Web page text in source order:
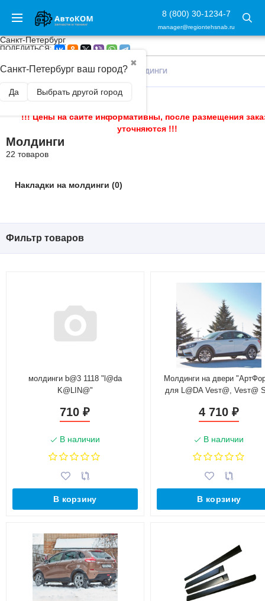
8 (800) 30-1234-7
manager@regiontehsnab.ru
Санкт-Петербург
✖
Санкт-Петербург ваш город?
Да Выбрать другой город
ПОДЕЛИТЬСЯ:
ГЛАВНАЯ / ВНЕШНИЙ ТЮНИНГ / МОЛДИНГИ
!!! Цены на сайте информативны, после размещения
уточняются !!!
Молдинги
22 товаров
Накладки на молдинги (0)
Фильтр товаров
молдинги b@3 1118 "l@da
K@LIN@"
710₽
В наличии
В корзину
Молдинги на двери
для L@DA Vesт@, Vesт@
4 710₽
В наличии
В корзину